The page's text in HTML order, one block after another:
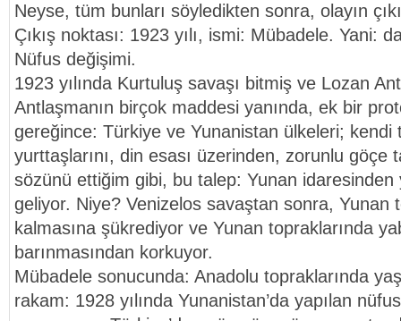
Neyse, tüm bunları söyledikten sonra, olayın
Çıkış noktası: 1923 yılı, ismi: Mübadele. Yani:
Nüfus değişimi.
1923 yılında Kurtuluş savaşı bitmiş ve Lozan
Antlaşmanın birçok maddesi yanında, ek bir
gereğince: Türkiye ve Yunanistan ülkeleri; kendi
yurttaşlarını, din esası üzerinden, zorunlu göçe
sözünü ettiğim gibi, bu talep: Yunan idaresinden
geliyor. Niye? Venizelos savaştan sonra, Yunan
kalmasına şükrediyor ve Yunan topraklarında
barınmasından korkuyor.
Mübadele sonucunda: Anadolu topraklarında
rakam: 1928 yılında Yunanistan’da yapılan